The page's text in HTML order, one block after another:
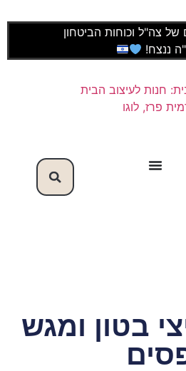
צה"ל וכוחות הביטחון
ננצח!
בטון ומגש